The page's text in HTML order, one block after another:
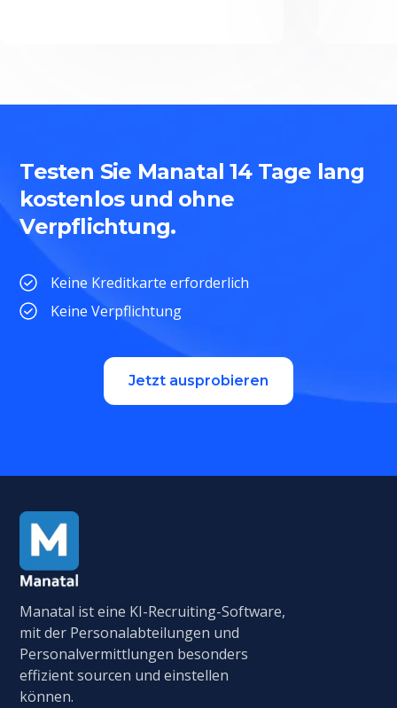
Testen Sie Manatal 14 Tage lang
kostenlos und ohne
Verpflichtung.
Keine Kreditkarte erforderlich
Keine Verpflichtung
Jetzt ausprobieren
Manatal ist eine KI-Recruiting-Software,
mit der Personalabteilungen und
Personalvermittlungen besonders
effizient sourcen und einstellen
können.